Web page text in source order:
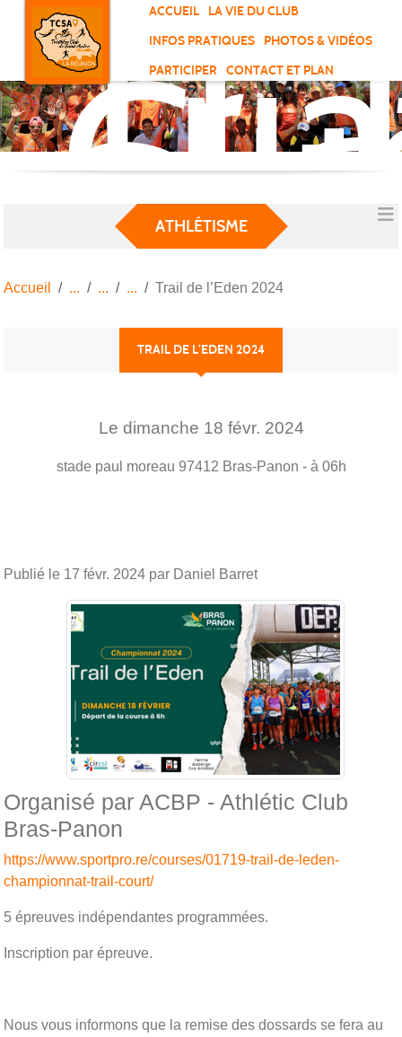
ACCUEIL
LA VIE DU CLUB
INFOS PRATIQUES
PHOTOS & VIDÉOS
PARTICIPER
CONTACT ET PLAN
de
ATHLÉTISME
Accueil Trail de l’Eden 2024
TRAIL DE L’EDEN 2024
Le dimanche 18 févr. 2024
stade paul moreau 97412 Bras-Panon - à 06h
Publié le 17 févr. 2024 par Daniel Barret
Organisé par ACBP - Athlétic Club
Bras-Panon
https://www.sportpro.re/courses/01719-trail-de-leden-
championnat-trail-court/
5 épreuves indépendantes programmées.
Inscription par épreuve.
Nous vous informons que la remise des dossards se fera au
Panneau de gestion des cookies